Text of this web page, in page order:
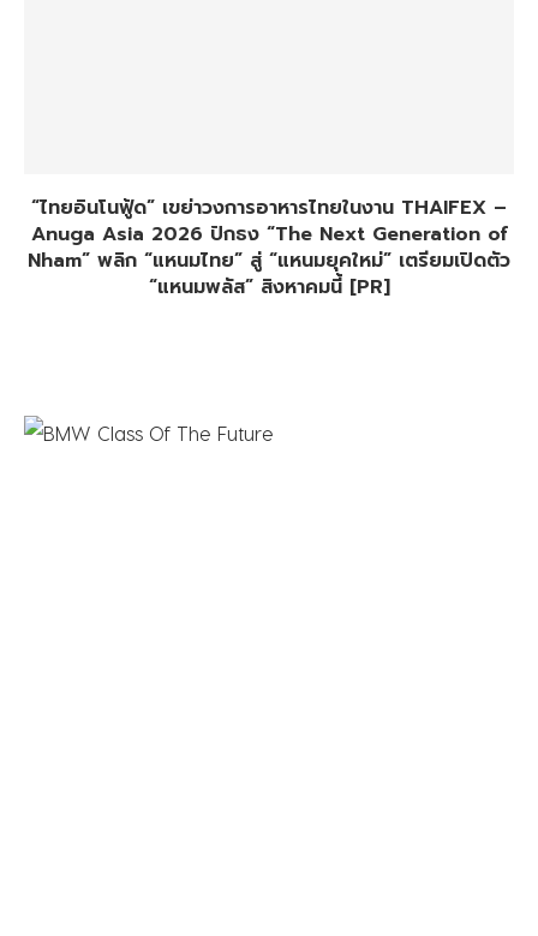
“ไทยอินโนฟู้ด” เขย่าวงการอาหารไทยในงาน THAIFEX –
Anuga Asia 2026 ปักธง “The Next Generation of
Nham” พลิก “แหนมไทย” สู่ “แหนมยุคใหม่” เตรียมเปิดตัว
“แหนมพลัส” สิงหาคมนี้ [PR]